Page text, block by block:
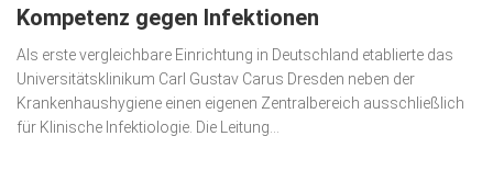
Sehen
Innovationen
Kampf gegen Krebs
Hören
Kompetenz gegen Infektionen
Als erste vergleichbare Einrichtung in Deutschland etablierte das
Universitätsklinikum Carl Gustav Carus Dresden neben der
Krankenhaushygiene einen eigenen Zentralbereich ausschließlich
für Klinische Infek­tiolo­gie. Die Leitung...